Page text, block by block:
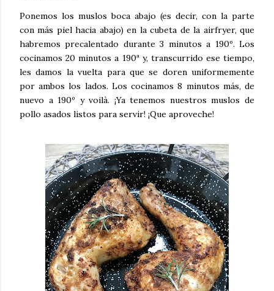
Ponemos los muslos boca abajo (es decir, con la parte
con más piel hacia abajo) en la cubeta de la airfryer, que
habremos precalentado durante 3 minutos a 190º. Los
cocinamos 20 minutos a 190ª y, transcurrido ese tiempo,
les damos la vuelta para que se doren uniformemente
por ambos los lados. Los cocinamos 8 minutos más, de
nuevo a 190º y voilà. ¡Ya tenemos nuestros muslos de
pollo asados listos para servir! ¡Que aproveche!